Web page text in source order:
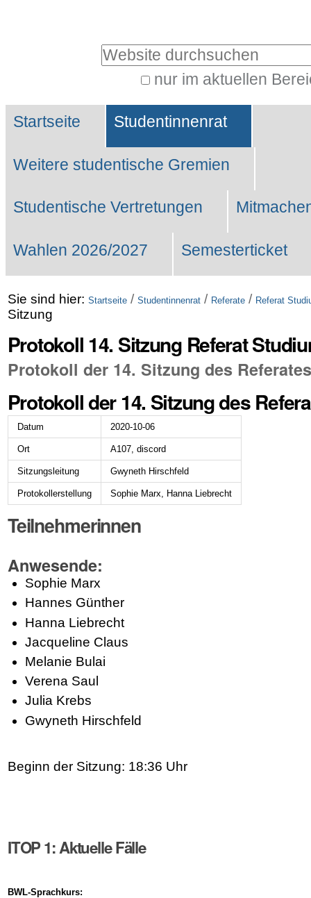
Website durchsuchen
nur im aktuellen
Suche…
Sektionen
Startseite Studentinnenrat
Weitere studentische Gremien
Studentische Vertretungen
Wahlen 2026/2027 Semesterticket
Sie sind hier: Startseite / Studentinnenrat / Referate / Referat
Sitzung
Protokoll 14. Sitzung Referat
Protokoll der 14. Sitzung des
Protokoll der 14. Sitzung des
Datum 2020-10-06
Ort A107, discord
Sitzungsleitung Gwyneth Hirschfeld
Protokollerstellung Sophie Marx, Hanna Liebrecht
Teilnehmerinnen
Anwesende:
Sophie Marx
Hannes Günther
Hanna Liebrecht
Jacqueline Claus
Melanie Bulai
Verena Saul
Julia Krebs
Gwyneth Hirschfeld
Beginn der Sitzung: 18:36 Uhr
ITOP 1: Aktuelle Fälle
BWL-Sprachkurs: